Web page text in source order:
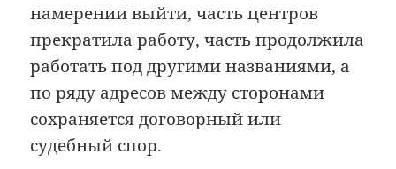
намерении выйти, часть центров
прекратила работу, часть продолжила
работать под другими названиями, а
по ряду адресов между сторонами
сохраняется договорный или
судебный спор.